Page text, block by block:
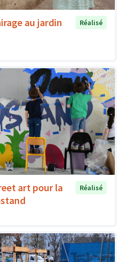
au jardin
Réalisé
art pour la
Réalisé